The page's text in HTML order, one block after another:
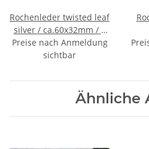
Rochenleder twisted leaf
silver / ca.60x32mm / 8
pcs.
Preise nach Anmeldung
sichtbar
Ähnliche